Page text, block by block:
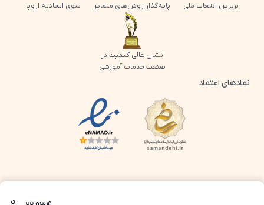
ن
برترین انتخاب ملی
پایه‌گذار روش‌های متمایز
سوی اتحادیه اروپا
نشان عالی کیفیت در
صنعت خدمات آموزشی
نمادهای اعتماد
لوگو اینماد پرش